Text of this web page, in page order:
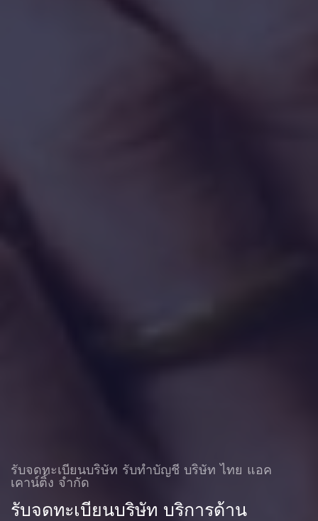
รับจดทะเบียนบริษัท รับทําบัญชี บริษัท ไทย แอค
เคาน์ติ้ง จำกัด
รับจดทะเบียนบริษัท บริการด้าน